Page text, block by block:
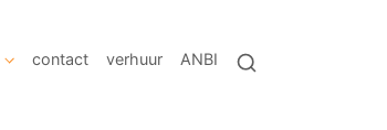
contact verhuur ANBI